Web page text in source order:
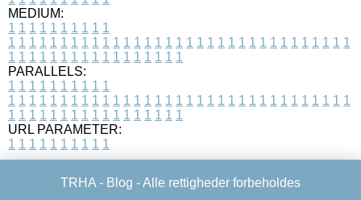
MEDIUM:
1 1 1 1 1 1 1 1 1 1
1 1 1 1 1 1 1 1 1 1 1 1 1 1 1 1 1 1 1 1 1 1 1 1 1 1 1 1 1 1 1 1 1
1 1 1 1 1 1 1 1 1 1 1 1 1 1 1 1 1
PARALLELS:
1 1 1 1 1 1 1 1 1 1
1 1 1 1 1 1 1 1 1 1 1 1 1 1 1 1 1 1 1 1 1 1 1 1 1 1 1 1 1 1 1 1 1
1 1 1 1 1 1 1 1 1 1 1 1 1 1 1 1 1
URL PARAMETER:
1 1 1 1 1 1 1 1 1 1
TRHA - Blog - Alle rettigheder forbeholdes